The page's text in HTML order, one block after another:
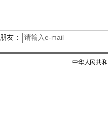
友：
中华人民共